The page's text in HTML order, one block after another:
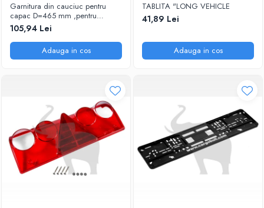
Garnitura din cauciuc pentru
capac D=465 mm ,pentru
SPITZER SILO
105,94 Lei
Adauga in cos
TABLITA "LONG VEHICLE
41,89 Lei
Adauga in cos